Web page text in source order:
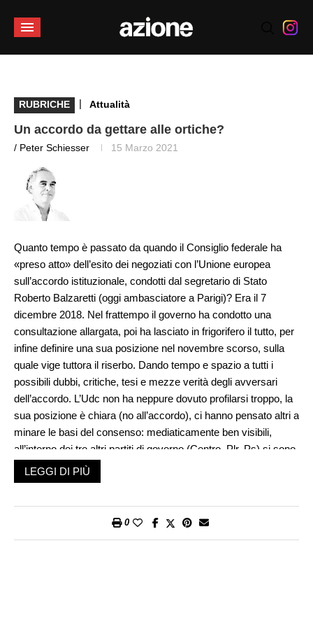
RUBRICHE | Attualità
Un accordo da gettare alle ortiche?
/ Peter Schiesser 15 Marzo 2021
Quanto tempo è passato da quando il Consiglio federale ha
«preso atto» dell’esito dei negoziati con l’Unione europea
sull’accordo istituzionale, condotti dal segretario di Stato
Roberto Balzaretti (oggi ambasciatore a Parigi)? Era il 7
dicembre 2018. Nel frattempo il governo ha condotto una
consultazione allargata, poi ha lasciato in frigorifero il tutto, per
infine definire una sua posizione nel novembre scorso, sulla
quale vige tuttora il riserbo. Dando tempo e spazio a tutti i
possibili dubbi, critiche, tesi e mezze verità degli avversari
dell’accordo. L’Udc non ha neppure dovuto profilarsi troppo, la
sua posizione è chiara (no all’accordo), ci hanno pensato altri a
minare le basi del consenso: mediaticamente ben visibili,
all’interno dei tre altri partiti di governo (Centro, Plr, Ps) si sono
profilati alcuni politici che hanno definito ormai morto l’accordo
istituzionale, evidenziando delle fratture interpartitiche. Del Ps
quest’ultima non disposta ad accettare peggioramenti nella
LEGGI DI PIÙ
0